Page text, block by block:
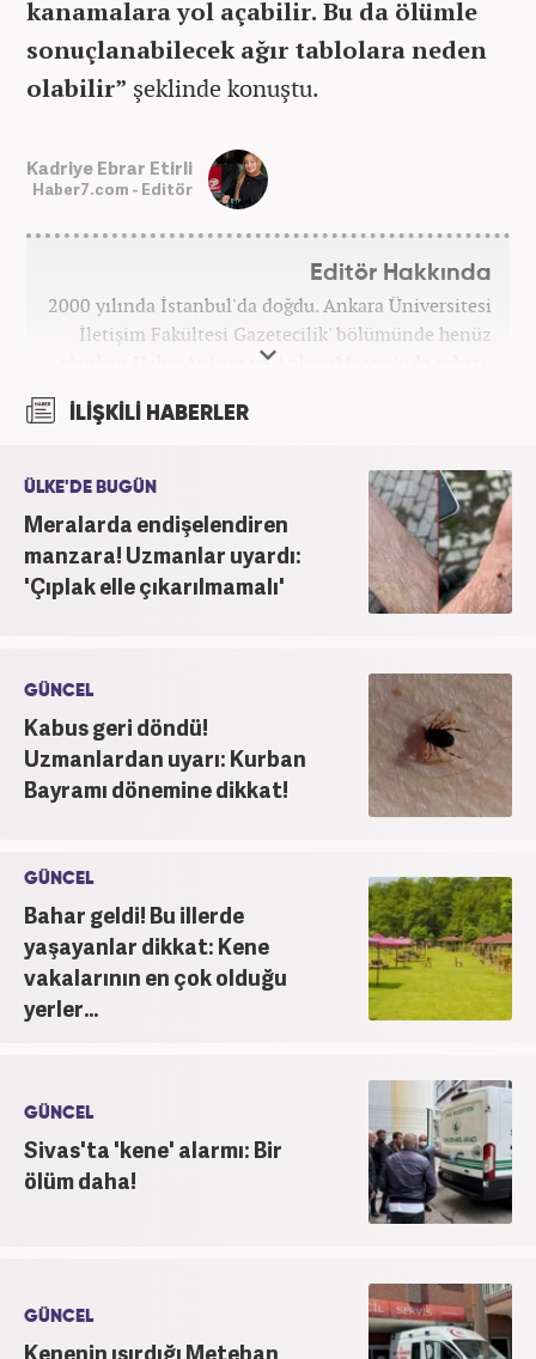
kanamalara yol açabilir. Bu da ölümle
sonuçlanabilecek ağır tablolara neden
olabilir” şeklinde konuştu.
Kadriye Ebrar Etirli
Haber7.com - Editör
Editör Hakkında
2000 yılında İstanbul'da doğdu. Ankara Üniversitesi
İletişim Fakültesi Gazetecilik' bölümünde henüz
okurken HaberAnkara ve AnkaraMasası'nda çalıştı.
2022 yılındaki mezuniyetinin ardından Beyaz TV'de
'Haber Editörü' pozisyonunda görev aldı. 2024
Editörü kariyerine devam etmektedir.
İLİŞKİLİ HABERLER
ÜLKE'DE BUGÜN
Meralarda endişelendiren
manzara! Uzmanlar uyardı:
'Çıplak elle çıkarılmamalı'
GÜNCEL
Kabus geri döndü!
Uzmanlardan uyarı: Kurban
Bayramı dönemine dikkat!
GÜNCEL
Bahar geldi! Bu illerde
yaşayanlar dikkat: Kene
vakalarının en çok olduğu
yerler...
GÜNCEL
Sivas'ta 'kene' alarmı: Bir
ölüm daha!
GÜNCEL
Kenenin ısırdığı Metehan